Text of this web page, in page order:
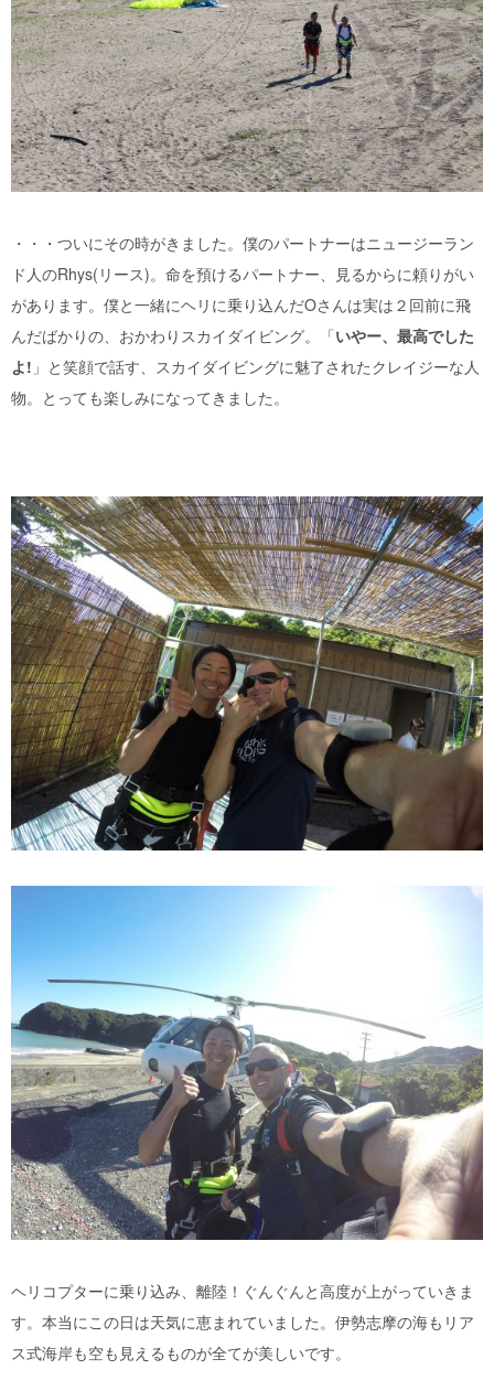
・・・ついにその時がきました。僕のパートナーはニュージーラン
ド人のRhys(リース)。命を預けるパートナー、見るからに頼りがい
があります。僕と一緒にヘリに乗り込んだOさんは実は２回前に飛
んだばかりの、おかわりスカイダイビング。「いやー、最高でした
よ! 」と笑顔で話す、スカイダイビングに魅了されたクレイジーな人
物。とっても楽しみになってきました。
ヘリコプターに乗り込み、離陸！ぐんぐんと高度が上がっていきま
す。本当にこの日は天気に恵まれていました。伊勢志摩の海もリア
ス式海岸も空も見えるものが全てが美しいです。